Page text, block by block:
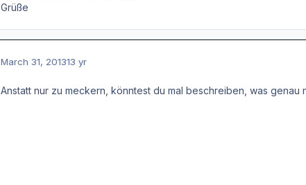
Grüße
March 31, 201313 yr
Anstatt nur zu meckern, könntest du mal beschreiben, was